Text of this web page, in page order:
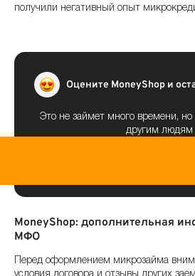
получили негативный опыт
Оцените MoneyShop и
Это не займет много времени,
другим людям
MoneyShop: дополнительная
МФО
Перед оформлением микрозайма
условия договора и отзывы других